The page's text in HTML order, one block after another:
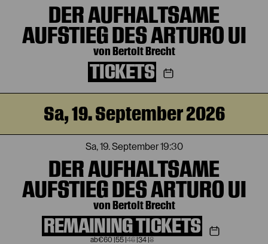
DER AUFHALTSAME
AUFSTIEG DES ARTURO UI
von Bertolt Brecht
TICKETS
Sa, 19. September 2026
Sa, 19. September19:30
DER AUFHALTSAME
AUFSTIEG DES ARTURO UI
von Bertolt Brecht
REMAINING TICKETS
€60 55 46 34 8